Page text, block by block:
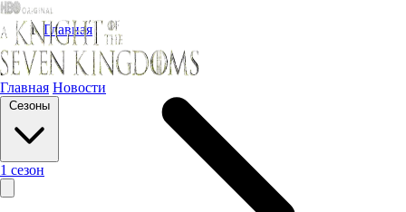
Главная Новости
Сезоны
1 сезон
Главная